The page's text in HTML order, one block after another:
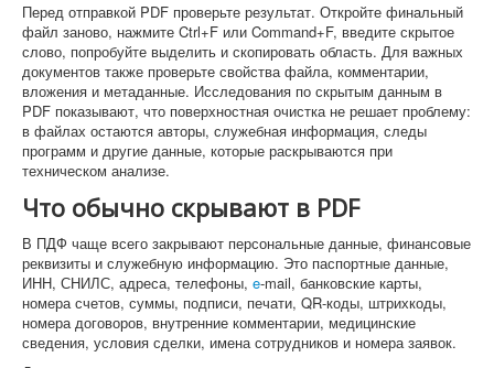
Перед отправкой PDF проверьте результат. Откройте финальный
файл заново, нажмите Ctrl+F или Command+F, введите скрытое
слово, попробуйте выделить и скопировать область. Для важных
документов также проверьте свойства файла, комментарии,
вложения и метаданные. Исследования по скрытым данным в
PDF показывают, что поверхностная очистка не решает проблему:
в файлах остаются авторы, служебная информация, следы
программ и другие данные, которые раскрываются при
техническом анализе.
Что обычно скрывают в PDF
В ПДФ чаще всего закрывают персональные данные, финансовые
реквизиты и служебную информацию. Это паспортные данные,
ИНН, СНИЛС, адреса, телефоны, e-mail, банковские карты,
номера счетов, суммы, подписи, печати, QR-коды, штрихкоды,
номера договоров, внутренние комментарии, медицинские
сведения, условия сделки, имена сотрудников и номера заявок.